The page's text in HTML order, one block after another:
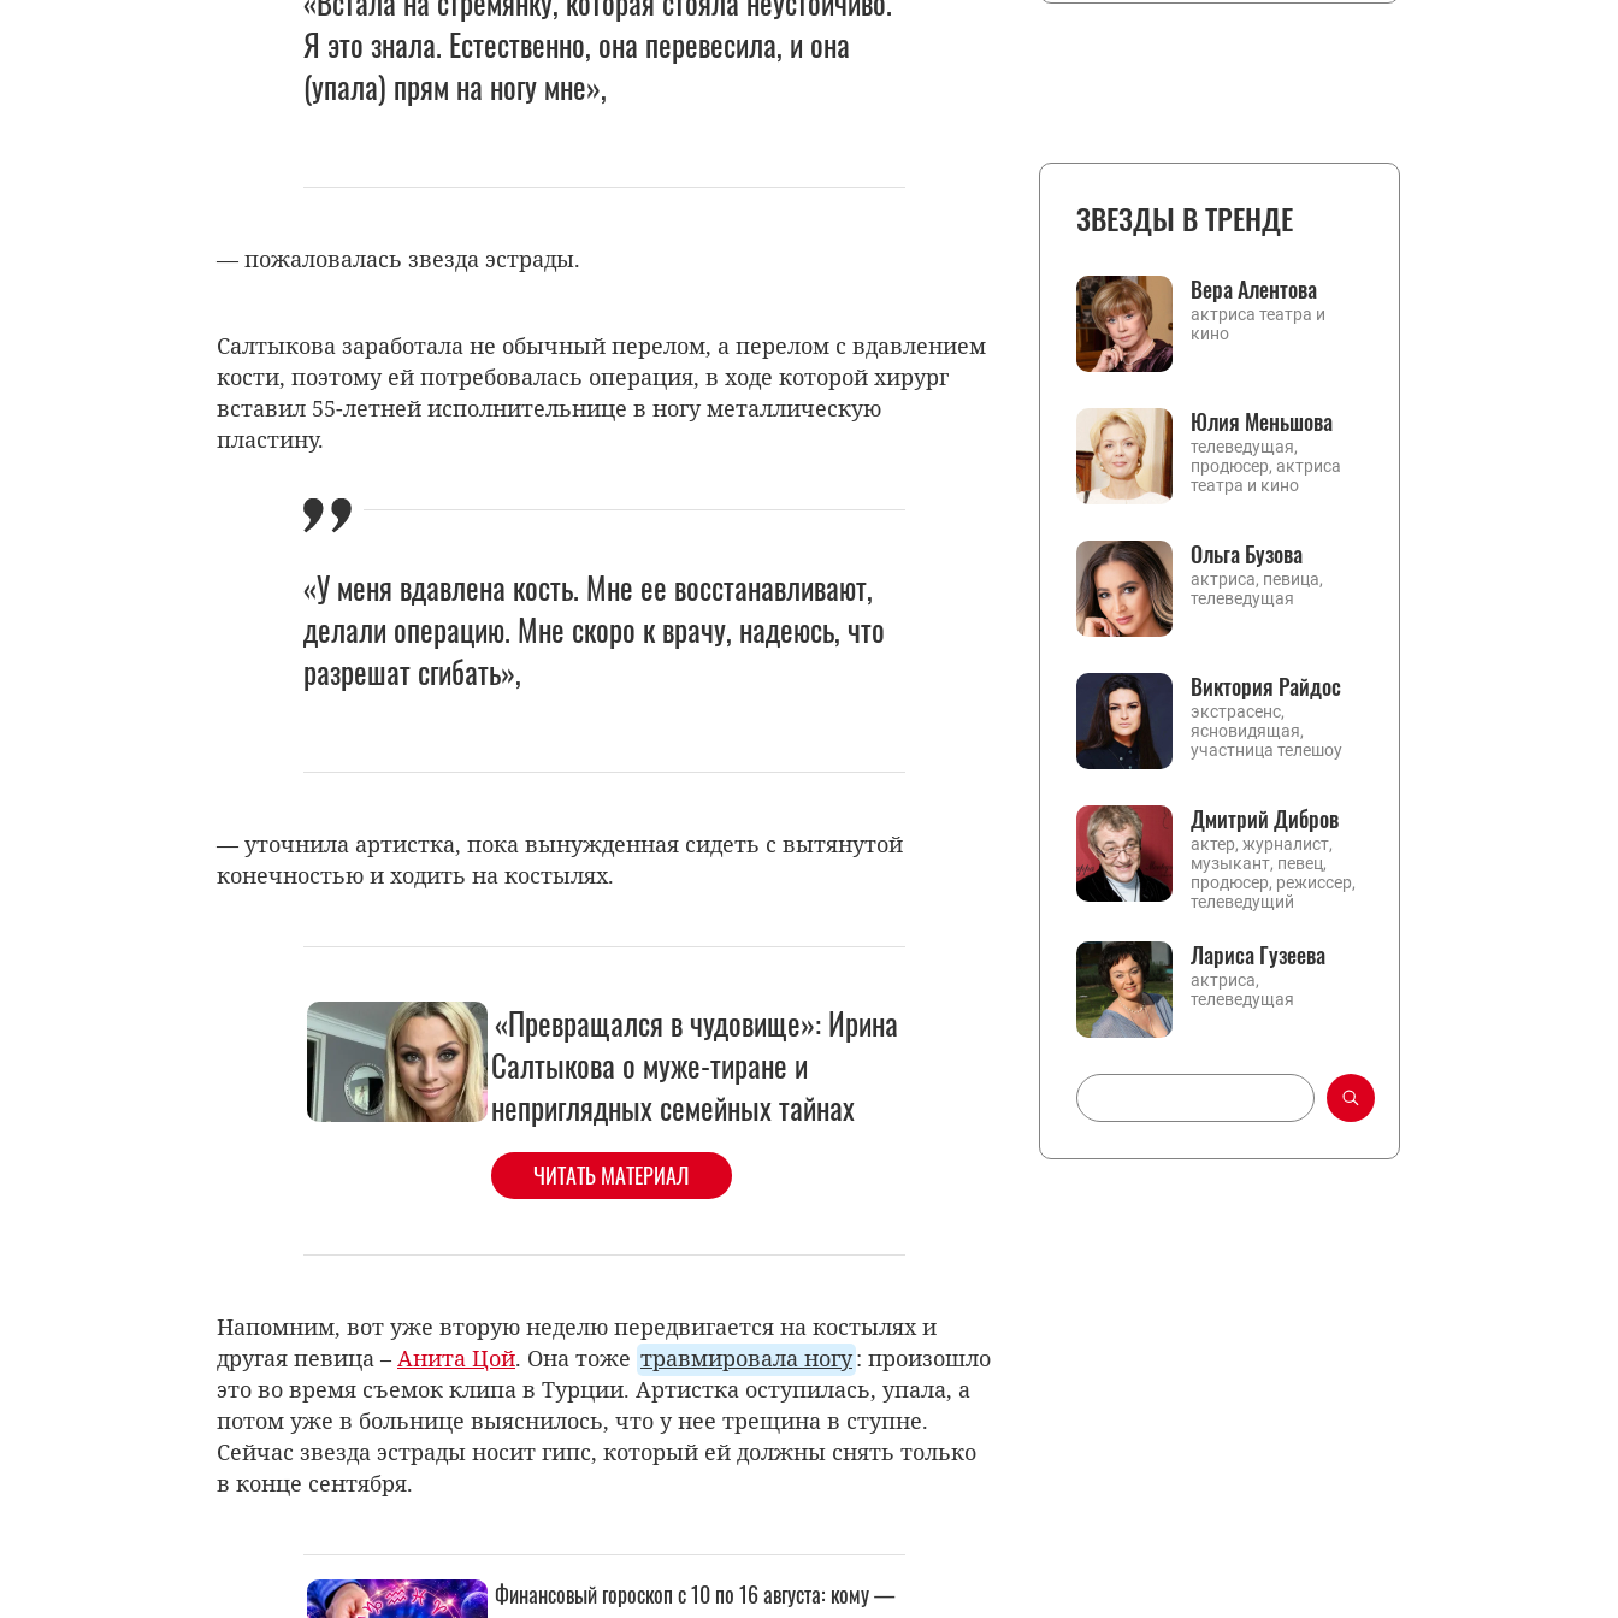
Я это знала. Естественно, она перевесила, и она
(упала) прям на ногу мне»,
— пожаловалась звезда эстрады.
Салтыкова заработала не обычный перелом, а перелом с вдавлением
кости, поэтому ей потребовалась операция, в ходе которой хирург
вставил 55-летней исполнительнице в ногу металлическую
пластину.
«У меня вдавлена кость. Мне ее восстанавливают,
делали операцию. Мне скоро к врачу, надеюсь, что
разрешат сгибать»,
— уточнила артистка, пока вынужденная сидеть с вытянутой
конечностью и ходить на костылях.
«Превращался в чудовище»: Ирина
Салтыкова о муже-тиране и
неприглядных семейных тайнах
ЧИТАТЬ МАТЕРИАЛ
Напомним, вот уже вторую неделю передвигается на костылях и
другая певица – Анита Цой. Она тоже травмировала ногу: произошло
это во время съемок клипа в Турции. Артистка оступилась, упала, а
потом уже в больнице выяснилось, что у нее трещина в ступне.
Сейчас звезда эстрады носит гипс, который ей должны снять только
в конце сентября.
ЗВЕЗДЫ В ТРЕНДЕ
Вера Алентова
актриса театра и
кино
Юлия Меньшова
телеведущая,
продюсер, актриса
театра и кино
Ольга Бузова
актриса, певица,
телеведущая
Виктория Райдос
экстрасенс,
ясновидящая,
участница телешоу
Дмитрий Дибров
актер, журналист,
музыкант, певец,
продюсер, режиссер,
телеведущий
Лариса Гузеева
актриса,
телеведущая